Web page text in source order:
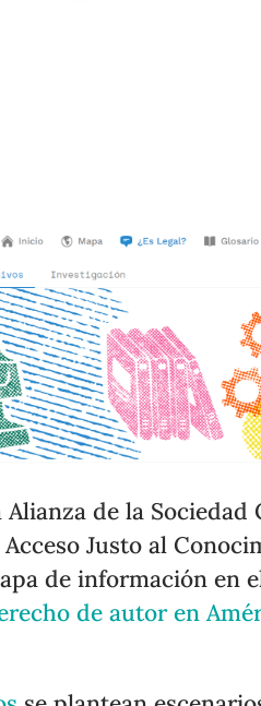
de la Sociedad
Justo al
de información en
de autor en